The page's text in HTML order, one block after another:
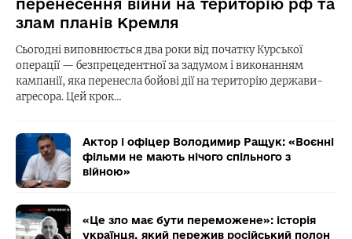
перенесення війни на територію рф та
злам планів Кремля
Сьогодні виповнюється два роки від початку Курської
операції — безпрецедентної за задумом і виконанням
кампанії, яка перенесла бойові дії на територію держави-
агресора. Цей крок…
Актор і офіцер Володимир Ращук: «Воєнні
фільми не мають нічого спільного з
війною»
«Це зло має бути переможене»: історія
українця, який пережив російський полон